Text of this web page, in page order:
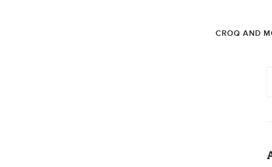
CROQ AND